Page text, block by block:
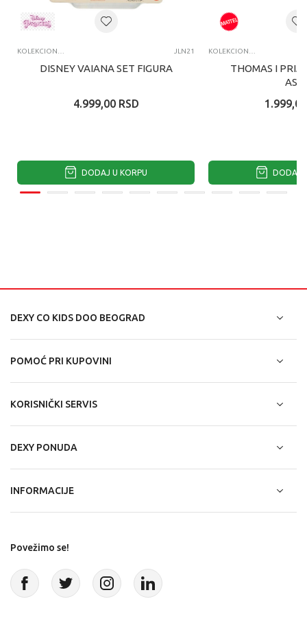
KOLEKCIONARSKE FIGURE I SETOVI JLN21
DISNEY VAIANA SET FIGURA
4.999,00 RSD
DODAJ U KORPU
KOLEKCIONARSKE FIGURE I SETOVI
THOMAS I
1.999,00
DODAJ
DEXY CO KIDS DOO BEOGRAD
POMOĆ PRI KUPOVINI
KORISNIČKI SERVIS
DEXY PONUDA
INFORMACIJE
Povežimo se!